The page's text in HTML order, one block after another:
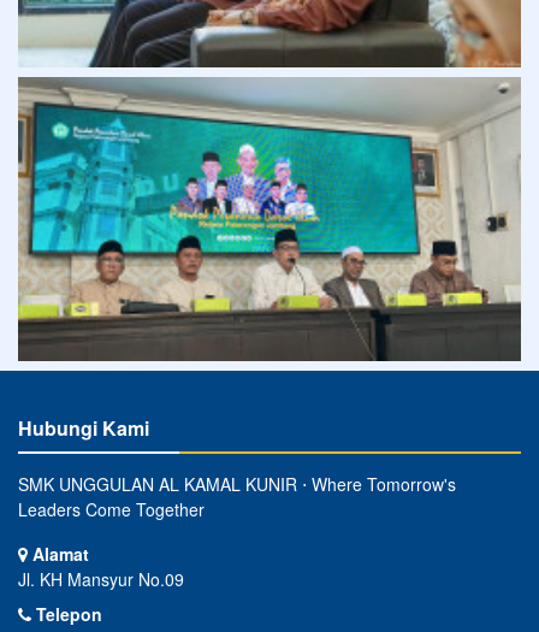
Hubungi Kami
SMK UNGGULAN AL KAMAL KUNIR ⋅ Where Tomorrow's
Leaders Come Together
Alamat
Jl. KH Mansyur No.09
Telepon